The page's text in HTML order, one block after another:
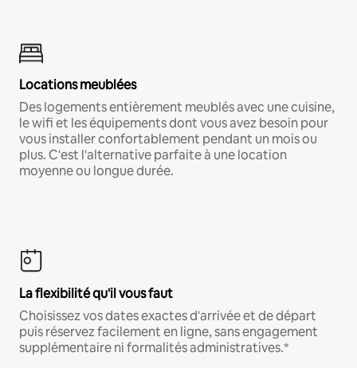
Locations meublées
Des logements entièrement meublés avec une cuisine,
le wifi et les équipements dont vous avez besoin pour
vous installer confortablement pendant un mois ou
plus. C'est l'alternative parfaite à une location
moyenne ou longue durée.
La flexibilité qu'il vous faut
Choisissez vos dates exactes d'arrivée et de départ
puis réservez facilement en ligne, sans engagement
supplémentaire ni formalités administratives.*